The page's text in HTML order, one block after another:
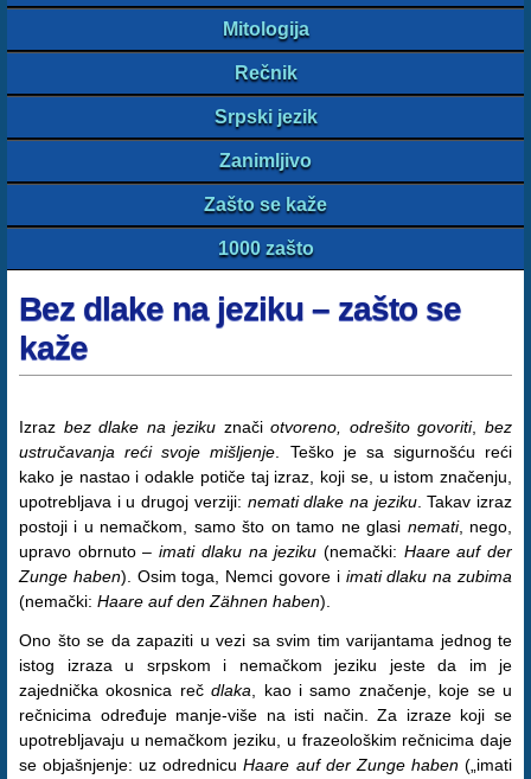
Mitologija
Rečnik
Srpski jezik
Zanimljivo
Zašto se kaže
1000 zašto
Bez dlake na jeziku – zašto se
kaže
Izraz bez dlake na jeziku značiotvoreno, odrešito govoriti,bez
ustručavanja reći svoje mišljenje . Teško je sa sigurnošću reći
kako je nastao i odakle potiče taj izraz, koji se, u istom značenju,
upotrebljava i u drugoj verziji: nemati dlake na jeziku. Takav izraz
postoji i u nemačkom, samo što on tamo ne glasi nemati, nego,
upravo obrnuto –imati dlaku na jeziku (nemački: Haare auf der
Zunge haben). Osim toga, Nemci govore i imati dlaku na zubima
(nemački: Haare auf den Zähnen haben).
Ono što se da zapaziti u vezi sa svim tim varijantama jednog te
istog izraza u srpskom i nemačkom jeziku jeste da im je
zajednička okosnica rečdlaka , kao i samo značenje, koje se u
rečnicima određuje manje-više na isti način. Za izraze koji se
upotrebljavaju u nemačkom jeziku, u frazeološkim rečnicima daje
se objašnjenje: uz odrednicuHaare auf der Zunge haben(„imati